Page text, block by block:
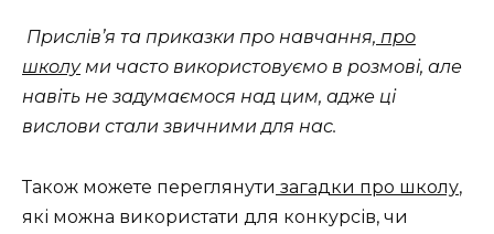
Прислів’я та приказки про навчання, про
школуми часто використовуємо в розмові, але
навіть не задумаємося над цим, адже ці
вислови стали звичними для нас.
Також можете переглянути загадки про школу,
які можна використати для конкурсів, чи